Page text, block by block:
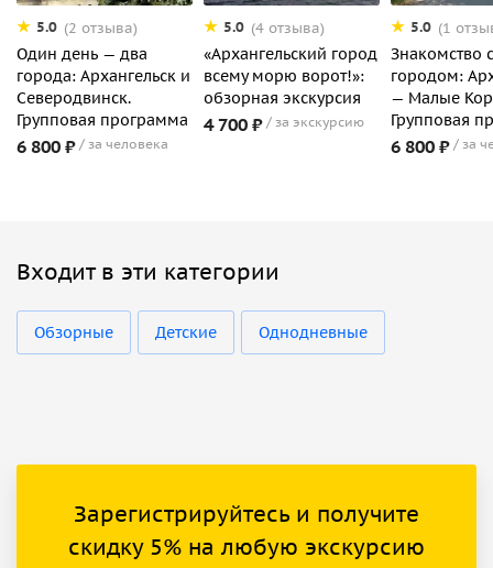
5.0 (2 отзыва)
Один день — два
города: Архангельск и
Северодвинск.
Групповая программа
6 800 ₽ за человека
5.0 (4 отзыва)
«Архангельский город
всему морю ворот!»:
обзорная экскурсия
4 700 ₽ за экскурсию
5.0 (1
Знакомство с
городом:
— Малые
Групповая
6 800 ₽ за
Входит в эти категории
Обзорные Детские Однодневные
Зарегистрируйтесь и получите
скидку 5% на любую экскурсию